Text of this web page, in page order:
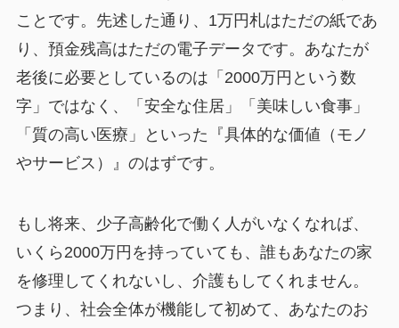
ことです。先述した通り、1万円札はただの紙であ
り、預金残高はただの電子データです。あなたが
老後に必要としているのは「2000万円という数
字」ではなく、「安全な住居」「美味しい食事」
「質の高い医療」といった『具体的な価値（モノ
やサービス）』のはずです。
もし将来、少子高齢化で働く人がいなくなれば、
いくら2000万円を持っていても、誰もあなたの家
を修理してくれないし、介護もしてくれません。
つまり、社会全体が機能して初めて、あなたのお